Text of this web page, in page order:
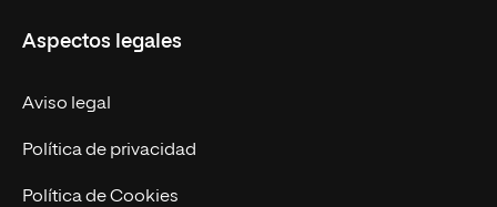
Trabaja en UNIR
Actualidad
Contacto
Aspectos legales
Aviso legal
Política de privacidad
Política de Cookies